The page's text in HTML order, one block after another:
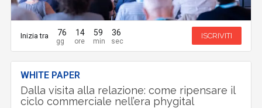
Inizia tra 76 14 59 35 ISCRIVITI
WHITE PAPER
Dalla visita alla relazione: come ripensare il
ciclo commerciale nell’era phygital